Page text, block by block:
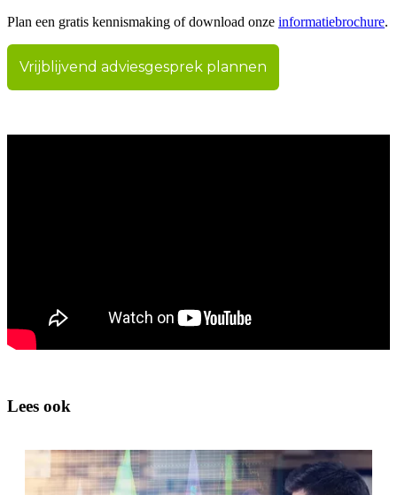
Plan een gratis kennismaking of download onze informatiebrochure.
Vrijblijvend adviesgesprek plannen
Lees ook